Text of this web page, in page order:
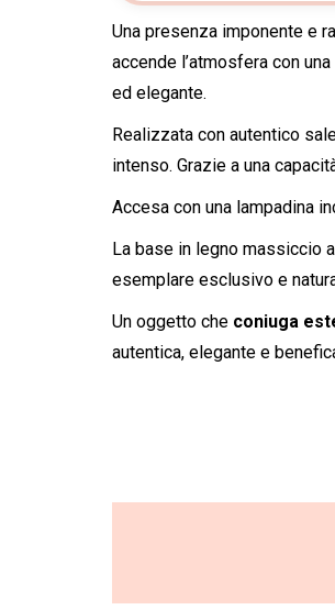
Una presenza imponente e
accende l’atmosfera con
ed elegante.
Realizzata con autentico
intenso. Grazie a una
Accesa con una lampadina
La base in legno massiccio
esemplare esclusivo e
Un oggetto che coniuga
autentica, elegante e